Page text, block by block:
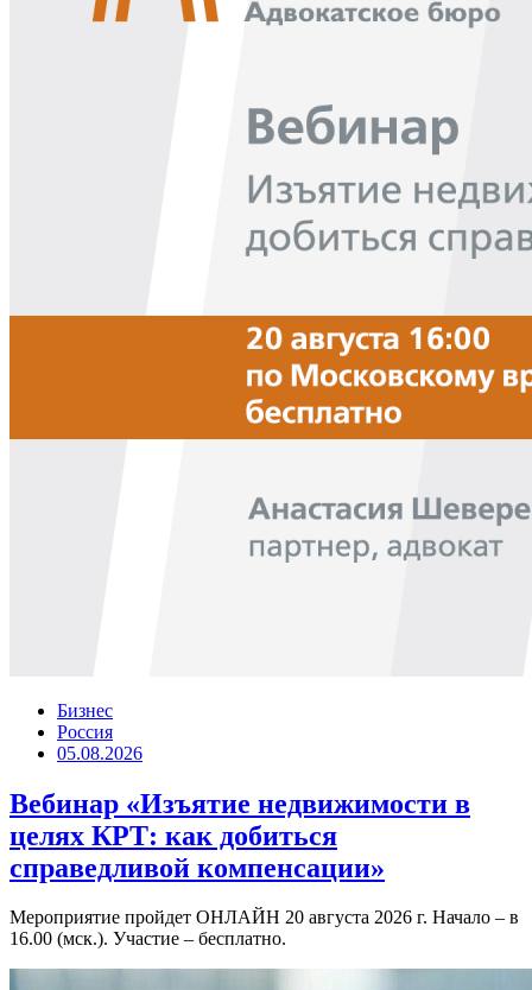
Бизнес
Россия
05.08.2026
Вебинар «Изъятие недвижимости в
целях КРТ: как добиться
справедливой компенсации»
Мероприятие пройдет ОНЛАЙН 20 августа 2026 г. Начало – в
16.00 (мск.). Участие – бесплатно.